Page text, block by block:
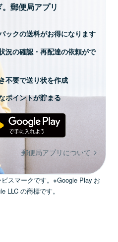
郵便局アプリ
ックの送料がお得になります
況の確認・再配達の依頼がで
不要で送り状を作成
ポイントが貯まる
郵便局アプリについて
スマークです。※Google Play お
LLC の商標です。